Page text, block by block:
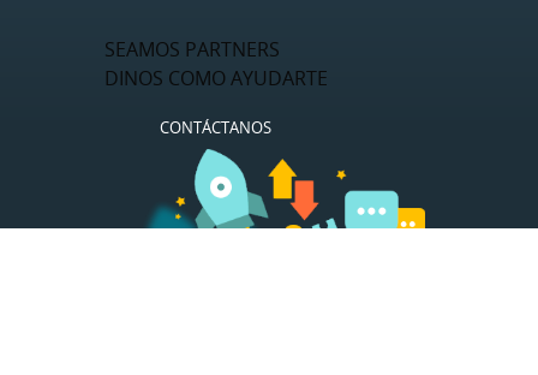
SEAMOS PARTNERS
DINOS COMO AYUDARTE
CONTÁCTANOS